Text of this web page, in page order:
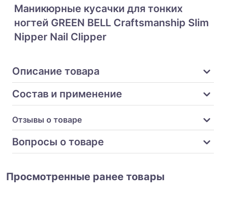
Маникюрные кусачки для тонких
ногтей GREEN BELL Craftsmanship Slim
Nipper Nail Clipper
Описание товара
Состав и применение
Отзывы о товаре
Вопросы о товаре
Просмотренные ранее товары